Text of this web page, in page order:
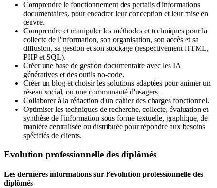
Comprendre le fonctionnement des portails d'informations
documentaires, pour encadrer leur conception et leur mise en
œuvre.
Comprendre et manipuler les méthodes et techniques pour la
collecte de l'information, son organisation, son accès et sa
diffusion, sa gestion et son stockage (respectivement HTML,
PHP et SQL).
Créer une base de gestion documentaire avec les IA
génératives et des outils no-code.
Créer un blog et choisir les solutions adaptées pour animer un
réseau social, ou une communauté d'usagers.
Collaborer à la rédaction d'un cahier des charges fonctionnel.
Optimiser les techniques de recherche, collecte, évaluation et
synthèse de l'information sous forme textuelle, graphique, de
manière centralisée ou distribuée pour répondre aux besoins
spécifiés de clients.
Evolution professionnelle des diplômés
Les dernières informations sur l’évolution professionnelle des
diplômés